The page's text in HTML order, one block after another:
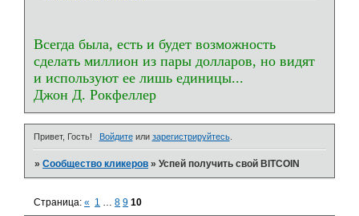
Всегда была, есть и будет возможность
сделать миллион из пары долларов, но видят
и используют ее лишь единицы...
Джон Д. Рокфеллер
Привет, Гость! Войдитеили зарегистрируйтесь.
»Сообщество кликеров »Успей получить свой BITCOIN
Страница:« 1 … 8 9 10